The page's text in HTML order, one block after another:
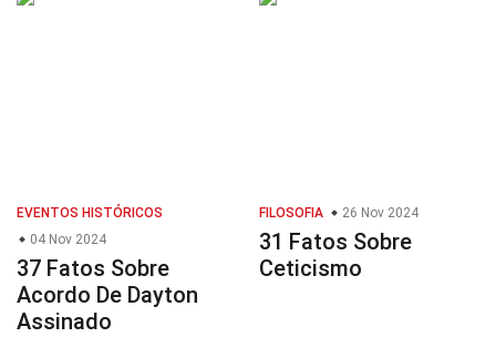
EVENTOS HISTÓRICOS
04 Nov 2024
37 Fatos Sobre
Acordo De Dayton
Assinado
FILOSOFIA 26 Nov 2024
31 Fatos Sobre
Ceticismo